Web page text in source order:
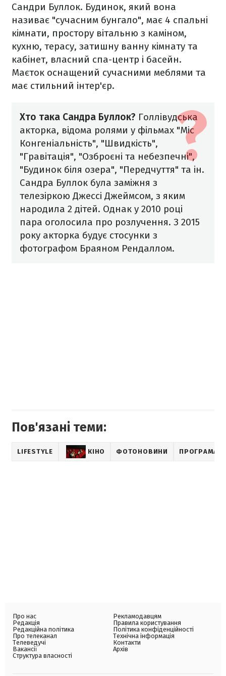
Сандри Буллок. Будинок, який вона
називає "сучасним бунгало", має 4 спальні
кімнати, простору вітальню з каміном,
кухню, терасу, затишну ванну кімнату та
кабінет, власний спа-центр і басейн.
Маєток оснащений сучасними меблями та
має стильний інтер'єр.
Хто така Сандра Буллок? Голлівудська
акторка, відома ролями у фільмах "Міс
Конгеніальність", "Швидкість",
"Гравітація", "Озброєні та небезпечні",
"Будинок біля озера", "Передчуття" та ін.
Сандра Буллок була заміжня з
телезіркою Джессі Джеймсом, з яким
народила 2 дітей. Однак у 2010 році
пара оголосила про розлучення. З 2015
року акторка будує стосунки з
фотографом Браяном Рендаллом.
Пов'язані теми:
LIFESTYLE КІНО ФОТОНОВИНИ ПРОГРАМА
Про нас
Редакція
Редакційна політика
Про телеканал
Телеведучі
Вакансії
Структура власності
Рекламодавцям
Правила користування
Політика конфіденційності
Технічна інформація
Контакти
Архів